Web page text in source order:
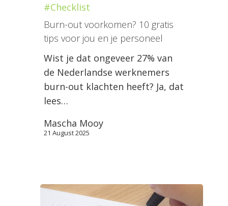
#Checklist
Burn-out voorkomen? 10 gratis
tips voor jou en je personeel
Wist je dat ongeveer 27% van
de Nederlandse werknemers
burn-out klachten heeft? Ja, dat
lees…
Mascha Mooy
21 August 2025